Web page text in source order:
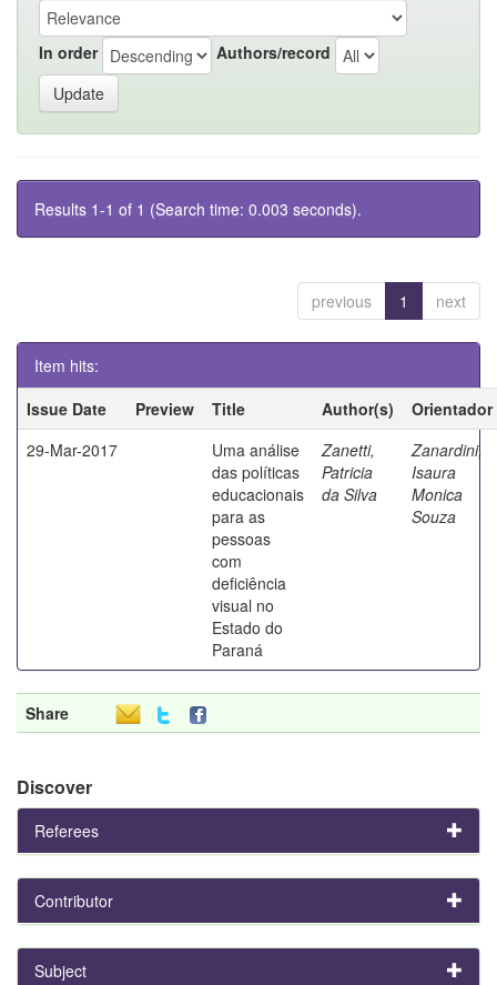
In order Authors/record
Results 1-1 of 1 (Search time: 0.003 seconds).
previous 1 next
Item hits:
Issue Date
Preview Title Author(s)
Orientador
29-Mar-2017
Uma análise
das políticas
educacionais
para as
pessoas
com
deficiência
visual no
Estado do
Paraná
Zanetti,
Patricia
da Silva
Zanardini,
Isaura
Monica
Souza
Share
Discover
Referees
Contributor
Subject